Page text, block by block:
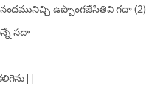
ఉప్పొంగజేసితివి గదా (2)
సదా